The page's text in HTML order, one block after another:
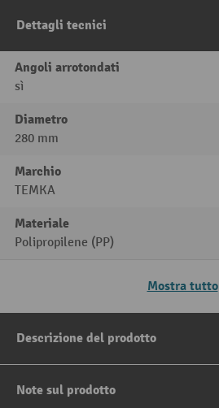
Dettagli tecnici
Angoli arrotondati
sì
Diametro
280 mm
Marchio
TEMKA
Materiale
Polipropilene (PP)
Mostra tutto
Descrizione del prodotto
Note sul prodotto